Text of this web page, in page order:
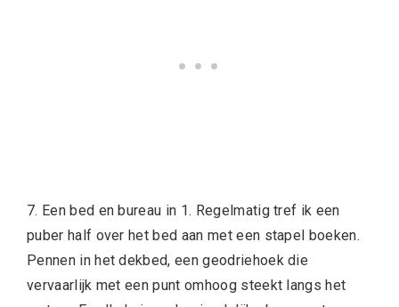
7. Een bed en bureau in 1. Regelmatig tref ik een
puber half over het bed aan met een stapel boeken.
Pennen in het dekbed, een geodriehoek die
vervaarlijk met een punt omhoog steekt langs het